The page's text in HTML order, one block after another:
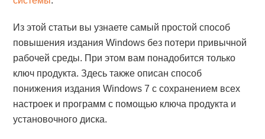
Из этой статьи вы узнаете самый простой способ
повышения издания Windows без потери привычной
рабочей среды. При этом вам понадобится только
ключ продукта. Здесь также описан способ
понижения издания Windows 7 с сохранением всех
настроек и программ с помощью ключа продукта и
установочного диска.